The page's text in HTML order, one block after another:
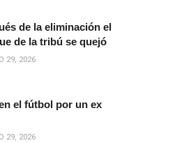
de la eliminación el
de la tribú se quejó
29, 2026
el fútbol por un ex
29, 2026